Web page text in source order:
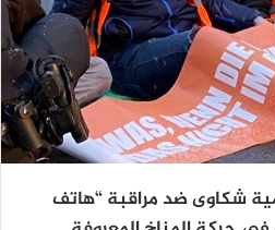
شكاوى ضد مراقبة “هاتف